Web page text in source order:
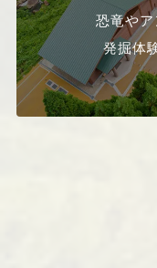
恐竜や
発掘体